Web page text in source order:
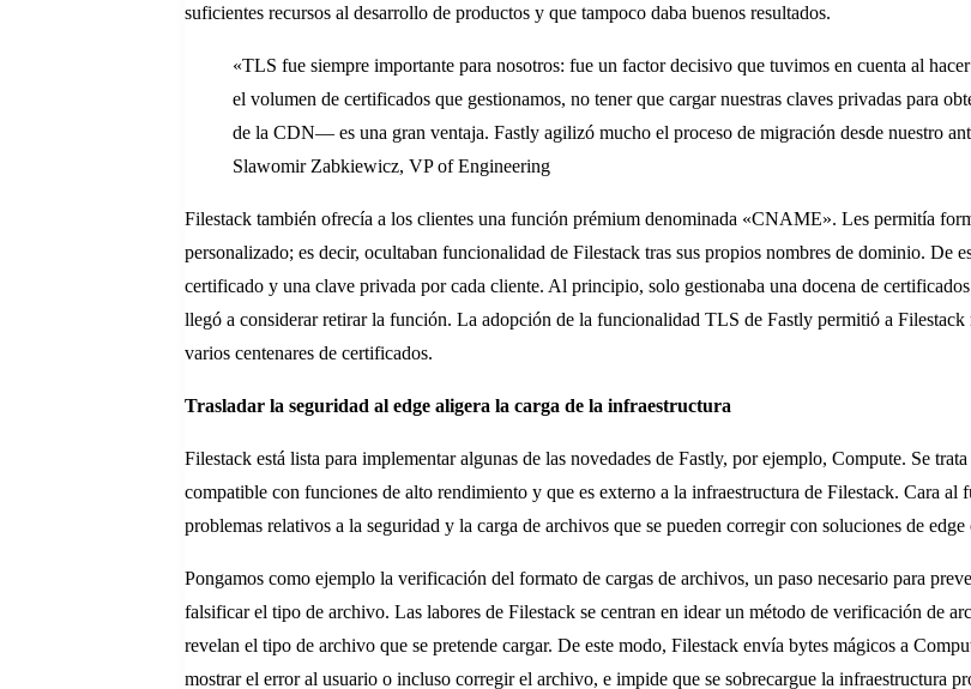
suficientes recursos al desarrollo de productos y que tampoco daba buenos resultados.
«TLS fue siempre importante para nosotros: fue un factor decisivo que tuvimos en cuenta al
el volumen de certificados que gestionamos, no tener que cargar nuestras claves privadas para
de la CDN— es una gran ventaja. Fastly agilizó mucho el proceso de migración desde nuestro
Slawomir Zabkiewicz, VP of Engineering
Filestack también ofrecía a los clientes una función prémium denominada «CNAME». Les permitía
personalizado; es decir, ocultaban funcionalidad de Filestack tras sus propios nombres de dominio. De
certificado y una clave privada por cada cliente. Al principio, solo gestionaba una docena de
llegó a considerar retirar la función. La adopción de la funcionalidad TLS de Fastly permitió a Filestack
varios centenares de certificados.
Trasladar la seguridad al edge aligera la carga de la infraestructura
Filestack está lista para implementar algunas de las novedades de Fastly, por ejemplo, Compute. Se
compatible con funciones de alto rendimiento y que es externo a la infraestructura de Filestack. Cara
problemas relativos a la seguridad y la carga de archivos que se pueden corregir con soluciones de
Pongamos como ejemplo la verificación del formato de cargas de archivos, un paso necesario para
falsificar el tipo de archivo. Las labores de Filestack se centran en idear un método de verificación de
revelan el tipo de archivo que se pretende cargar. De este modo, Filestack envía bytes mágicos a
mostrar el error al usuario o incluso corregir el archivo, e impide que se sobrecargue la infraestructura